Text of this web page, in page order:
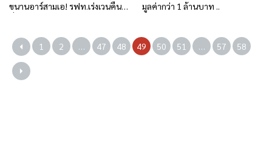
ขนานอาร์สามเอ! รฟท.เร่งเวนคืน
มูลค่ากว่า 1 ล้านบาท ..
1 2 47 48 49 50 51 57 58